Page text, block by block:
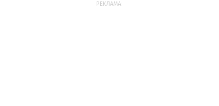
РЕКЛАМА: